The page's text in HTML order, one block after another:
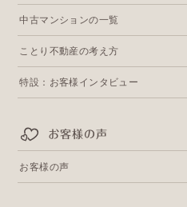
中古マンションの一覧
ことり不動産の考え方
特設：お客様インタビュー
お客様の声
お客様の声